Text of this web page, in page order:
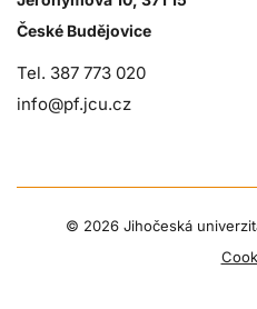
České Budějovice
Tel. 387 773 020
info@pf.jcu.cz
© 2026 Jihočeská